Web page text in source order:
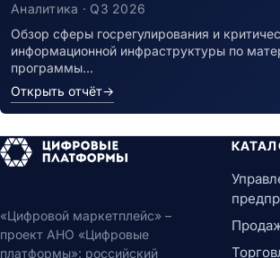
Аналитика · Q3 2026
Обзор сферы госрегулирования и
информационной инфраструктуры по
программы…
Открыть отчёт→
«Цифровой маркетплейс» –
проект АНО «Цифровые
платформы»: российский